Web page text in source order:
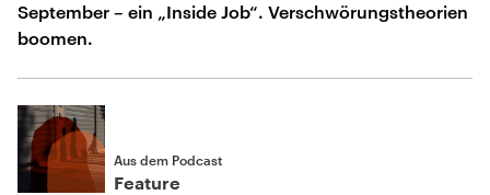
September – ein „Inside Job“. Verschwörungstheorien
boomen.
Aus dem Podcast
Feature